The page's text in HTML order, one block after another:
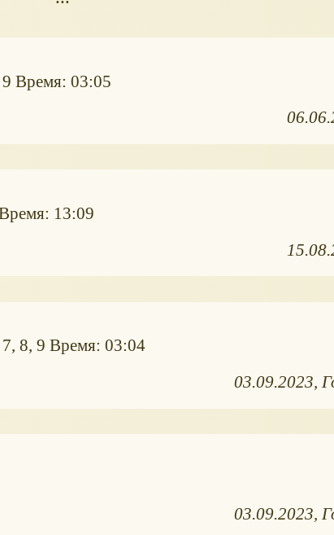
Время: 03:05
13:09
8, 9 Время: 03:04
03.09.2023
03.09.2023